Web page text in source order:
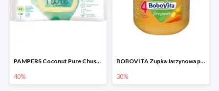
PAMPERS Coconut Pure Chusteczki nawilżające dla dzieci
40%
BOBOVITA Zupka Jarzynowa po 4 miesiącu
30%